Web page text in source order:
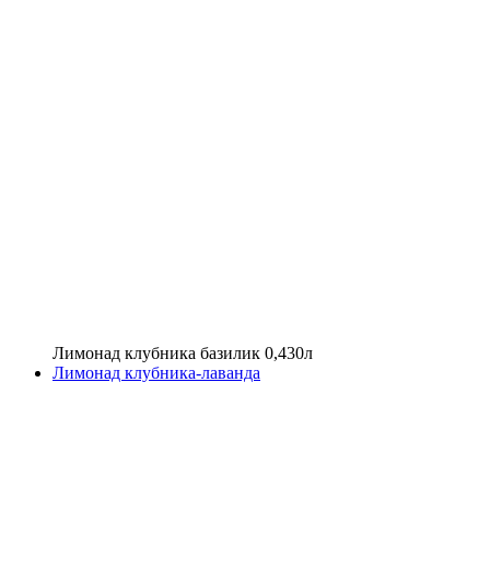
Лимонад клубника базилик 0,430л
Лимонад клубника-лаванда